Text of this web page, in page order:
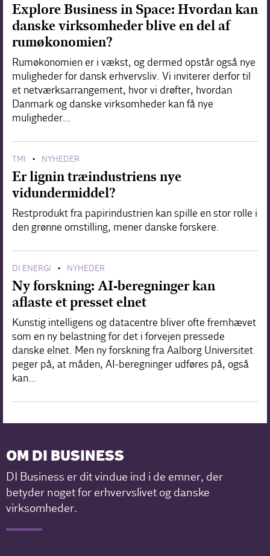
Explore Business in Space: Hvordan kan
danske virksomheder blive en del af
rumøkonomien?
Rumøkonomien er i vækst, og dermed opstår også nye
muligheder for dansk erhvervsliv. Vi inviterer derfor til
et netværksarrangement, hvor vi drøfter, hvordan
Danmark og danske virksomheder kan få nye
muligheder…
TMI • NYHEDER
Er lignin træindustriens nye
vidundermiddel?
Restprodukt fra papirindustrien kan spille en stor rolle i
den grønne omstilling, mener danske forskere.
DI ENERGI • NYHEDER
Ny forskning: AI-beregninger kan
aflaste et presset elnet
Kunstig intelligens og datacentre bliver ofte fremhævet
som en ny belastning for det i forvejen pressede
danske elnet. Men ny forskning fra Aalborg Universitet
peger på, at måden, AI-beregninger udføres på, også
kan…
OM DI BUSINESS
DI Business er dit vindue ind i de emner, der
betyder noget for erhvervslivet og danske
virksomheder.